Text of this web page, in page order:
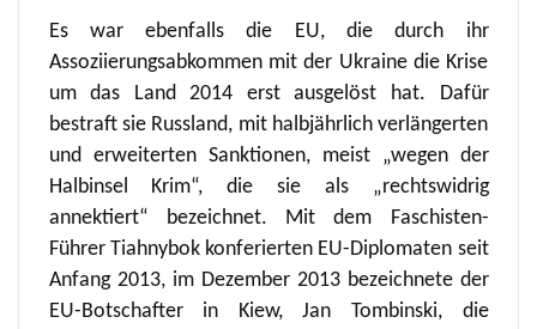
Es war ebenfalls die EU, die durch ihr
Assoziierungsabkommen mit der Ukraine die Krise
um das Land 2014 erst ausgelöst hat. Dafür
bestraft sie Russland, mit halbjährlich verlängerten
und erweiterten Sanktionen, meist „wegen der
Halbinsel Krim“, die sie als „rechtswidrig
annektiert“ bezeichnet. Mit dem Faschisten-
Führer Tiahnybok konferierten EU-Diplomaten seit
Anfang 2013, im Dezember 2013 bezeichnete der
EU-Botschafter in Kiew, Jan Tombinski, die